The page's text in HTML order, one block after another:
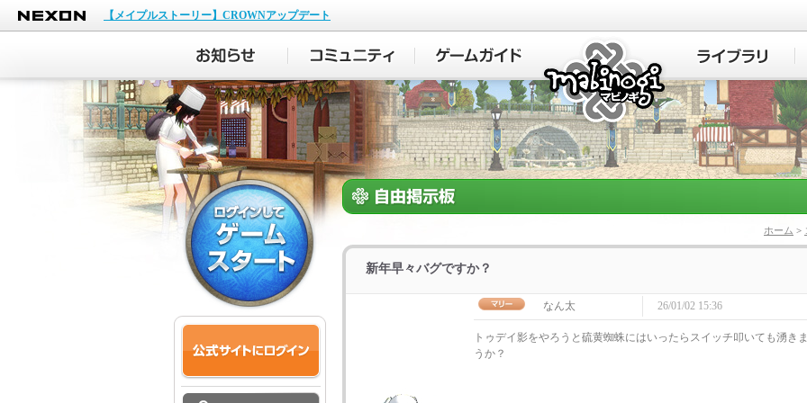
NEXON
【メイプルストーリー】CROWNアップデート
マビノギ
ホーム >
新年早々バグですか？
なん太 26/01/02 15:36
トゥデイ影をやろうと硫黄蜘蛛にはいったらスイッチ叩いても湧き
うか？